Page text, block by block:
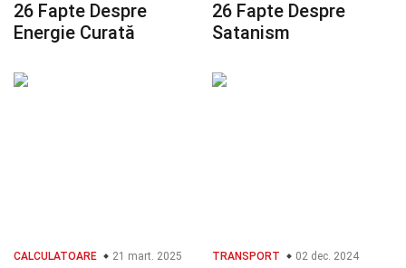
26 Fapte Despre
Energie Curată
26 Fapte Despre
Satanism
CALCULATOARE 21 mart. 2025 TRANSPORT 02 dec. 2024